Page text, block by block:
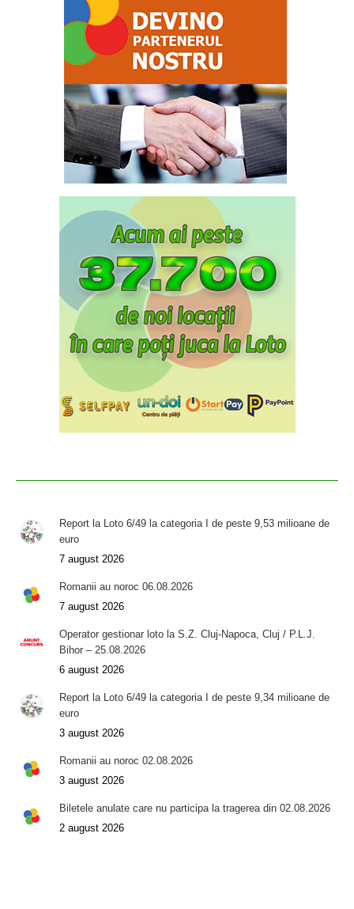
Report la Loto 6/49 la categoria I de peste 9,53 milioane de
euro
7 august 2026
Romanii au noroc 06.08.2026
7 august 2026
Operator gestionar loto la S.Z. Cluj-Napoca, Cluj / P.L.J.
Bihor – 25.08.2026
6 august 2026
Report la Loto 6/49 la categoria I de peste 9,34 milioane de
euro
3 august 2026
Romanii au noroc 02.08.2026
3 august 2026
Biletele anulate care nu participa la tragerea din 02.08.2026
2 august 2026